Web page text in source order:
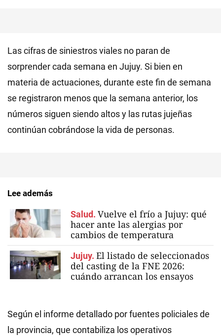
Las cifras de siniestros viales no paran de
sorprender cada semana en Jujuy. Si bien en
materia de actuaciones, durante este fin de semana
se registraron menos que la semana anterior, los
números siguen siendo altos y las rutas jujeñas
continúan cobrándose la vida de personas.
Lee además
Salud. Vuelve el frío a Jujuy: qué
hacer ante las alergias por
cambios de temperatura
Jujuy. El listado de seleccionados
del casting de la FNE 2026:
cuándo arrancan los ensayos
Según el informe detallado por fuentes policiales de
la provincia, que contabiliza los operativos